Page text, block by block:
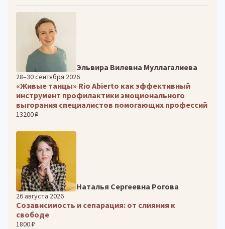
Эльвира Вилевна Муллагалиева
28–30 сентября 2026
«Живые танцы» Rio Abierto как эффективный
инструмент профилактики эмоционального
выгорания специалистов помогающих профессий
13200 ₽
Наталья Сергеевна Рогова
26 августа 2026
Созависимость и сепарация: от слияния к
свободе
1800 ₽